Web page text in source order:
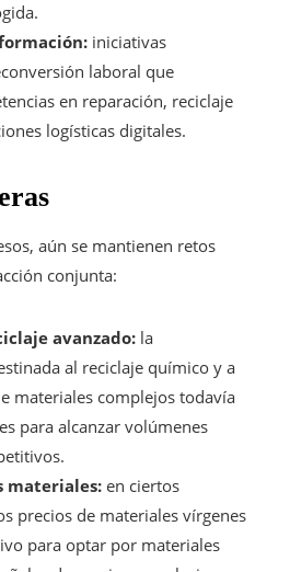
iniciativas
laboral que
en reparación, reciclaje
logísticas digitales.
aún se mantienen retos
conjunta:
avanzado: la
al reciclaje químico y a
materiales complejos todavía
para alcanzar volúmenes
materiales: en ciertos
precios de materiales vírgenes
para optar por materiales